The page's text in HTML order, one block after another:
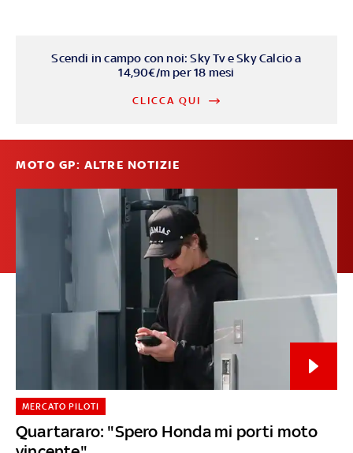
Scendi in campo con noi: Sky Tv e Sky Calcio a
14,90€/m per 18 mesi
CLICCA QUI
MOTO GP: ALTRE NOTIZIE
Quartararo: "Spero Honda mi porti moto
MERCATO PILOTI